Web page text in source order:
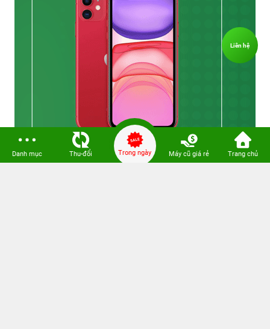
Danh mục Thu-đổi Trong ngày Máy cũ giá rẻ Trang chủ
Liên hệ